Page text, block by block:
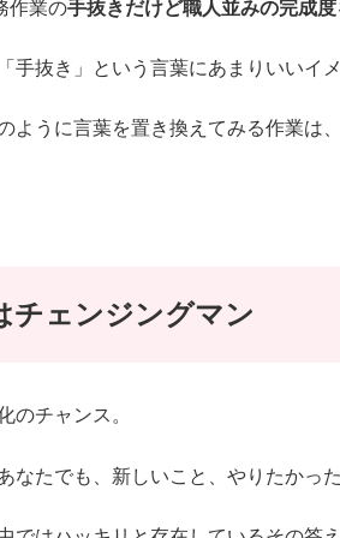
作業の手抜きだけど職人並みの完成度
手抜き」という言葉にあまりいいイ
ように言葉を置き換えてみる作業は
チェンジングマン
のチャンス。
なたでも、新しいこと、やりたかっ